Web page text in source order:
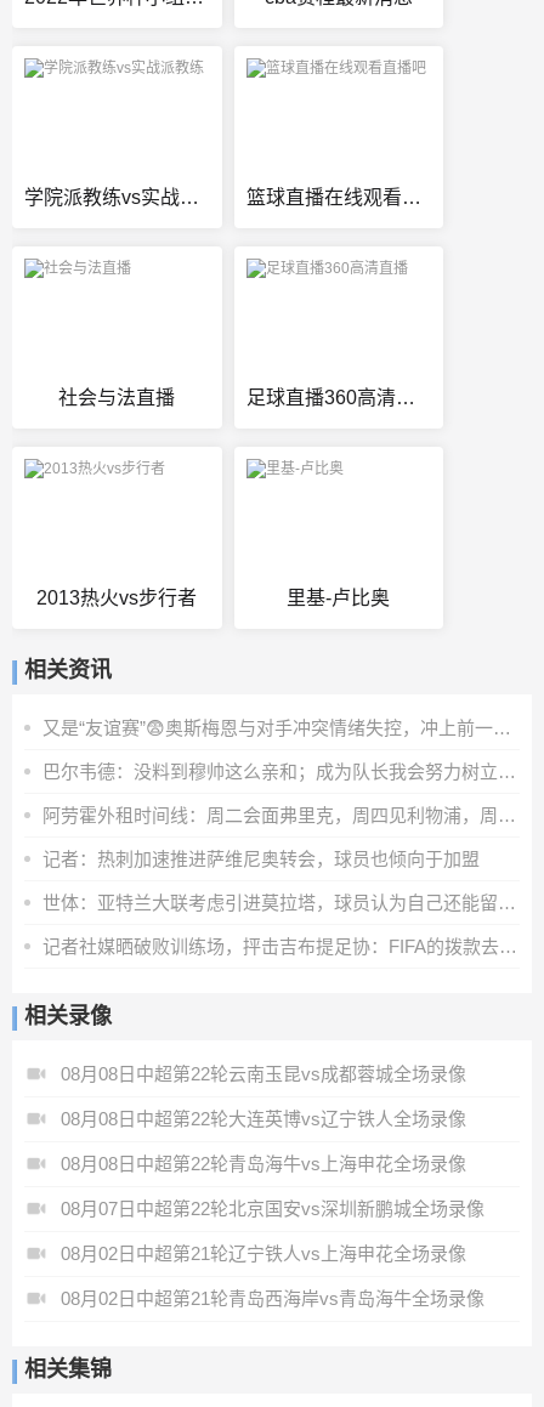
学院派教练vs实战派教练 篮球直播在线观看直播吧
社会与法直播 足球直播360高清直播
2013热火vs步行者 里基-卢比奥
相关资讯
又是“友谊赛”😨奥斯梅恩与对手冲突情绪失控，冲上前一把推翻
巴尔韦德：没料到穆帅这么亲和；成为队长我会努力树立正向表率
阿劳霍外租时间线：周二会面弗里克，周四见利物浦，周五晚间敲定
记者：热刺加速推进萨维尼奥转会，球员也倾向于加盟
世体：亚特兰大联考虑引进莫拉塔，球员认为自己还能留在顶级联赛
记者社媒晒破败训练场，抨击吉布提足协：FIFA的拨款去哪里了？
相关录像
08月08日中超第22轮云南玉昆vs成都蓉城全场录像
08月08日中超第22轮大连英博vs辽宁铁人全场录像
08月08日中超第22轮青岛海牛vs上海申花全场录像
08月07日中超第22轮北京国安vs深圳新鹏城全场录像
08月02日中超第21轮辽宁铁人vs上海申花全场录像
08月02日中超第21轮青岛西海岸vs青岛海牛全场录像
相关集锦